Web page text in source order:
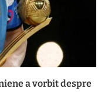
a vorbit despre